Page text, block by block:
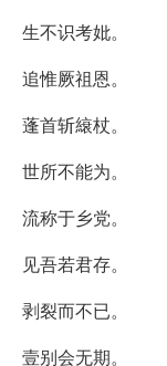
生不识考妣。
追惟厥祖恩。
蓬首斩縗杖。
世所不能为。
流称于乡党。
见吾若君存。
剥裂而不已。
壹别会无期。